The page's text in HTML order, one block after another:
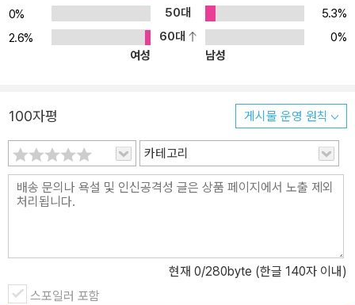
조를 활용하는 방법과 ANSI C가 정의한 가이드를 제시한 점이 좋았
습니다. 강좌 내용도 지루하지 않았고 이해하기 쉽게 되어 있어 많은
도움이 되었습니다. 정구민 | 20대 포인터와 메모리에 대해 확실하게
C 언어를 처음 접하는 사람부터 경험자까지! C 언어에 대해 처음 접
고 있던 내용을 복습하기에도 좋은 것 같습니다! 이창호 | 20대
0%
50대
5.3%
2.6%
60대
0%
여성
남성
100자평 게시물 운영 원칙
카테고리
현재 0/280byte (한글 140자 이내)
스포일러 포함